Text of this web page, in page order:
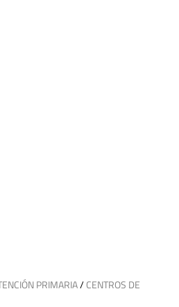
PRIMARIA/CENTROS DE